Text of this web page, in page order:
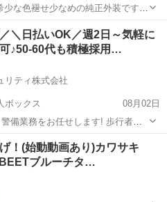
な色褪せ少なめの純正外装です。
本物です。 タイヤ前後3.50-10 マ
ロントブレーキ要OH ベース車両
ダ
＼日払いOK／週2日～気軽に
♪50-60代も積極採用…
リティ株式会社
ボックス
08月02日
備業務をお任せします! 歩行者の
これがメインの業務です! 難しい
固定休など 希望通りのシフトが可
！(始動動画あり)カワサキ
ブルーチタ…